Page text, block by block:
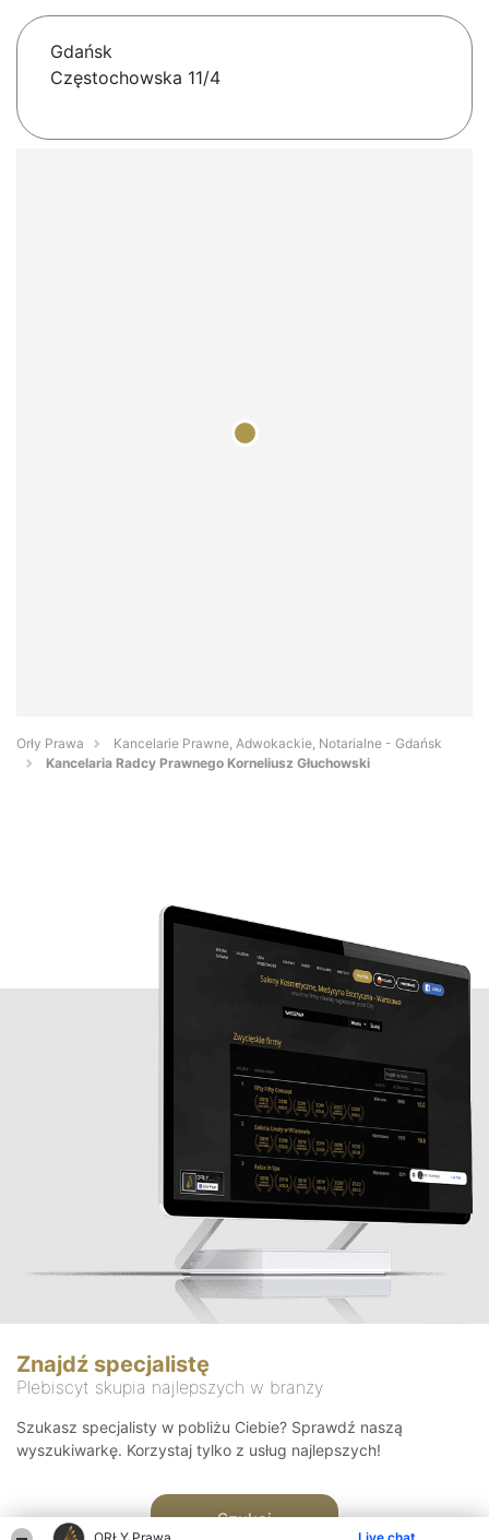
Gdańsk
Częstochowska 11/4
Orły Prawa
Kancelarie Prawne, Adwokackie, Notarialne - Gdańsk
Kancelaria Radcy Prawnego Korneliusz Głuchowski
Znajdź specjalistę
Plebiscyt skupia najlepszych w branży
Szukasz specjalisty w pobliżu Ciebie? Sprawdź naszą
wyszukiwarkę. Korzystaj tylko z usług najlepszych!
Szukaj